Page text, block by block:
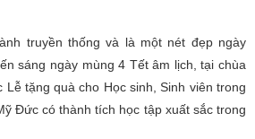
truyền thống và là một nét đẹp ngày
sáng ngày mùng 4 Tết âm lịch, tại chùa
Lễ tặng quà cho Học sinh, Sinh viên trong
Đức có thành tích học tập xuất sắc trong